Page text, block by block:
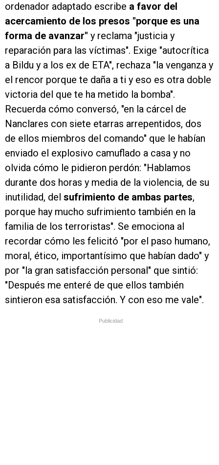
ordenador adaptado escribe a favor del
acercamiento de los presos "porque es una
forma de avanzar" y reclama "justicia y
reparación para las víctimas". Exige "autocrítica
a Bildu y a los ex de ETA", rechaza "la venganza y
el rencor porque te daña a ti y eso es otra doble
victoria del que te ha metido la bomba".
Recuerda cómo conversó, "en la cárcel de
Nanclares con siete etarras arrepentidos, dos
de ellos miembros del comando" que le habían
enviado el explosivo camuflado a casa y no
olvida cómo le pidieron perdón: "Hablamos
durante dos horas y media de la violencia, de su
inutilidad, del sufrimiento de ambas partes,
porque hay mucho sufrimiento también en la
familia de los terroristas". Se emociona al
recordar cómo les felicitó "por el paso humano,
moral, ético, importantísimo que habían dado" y
por "la gran satisfacción personal" que sintió:
"Después me enteré de que ellos también
sintieron esa satisfacción. Y con eso me vale".
Publicidad